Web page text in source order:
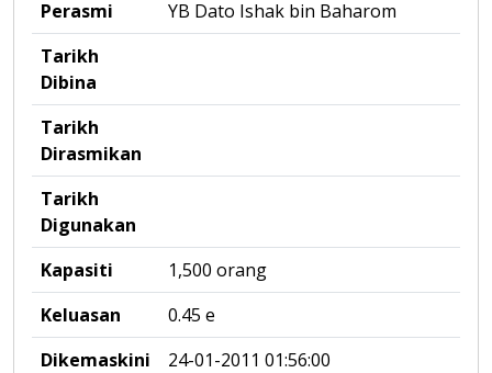
Perasmi
YB Dato Ishak bin Baharom
Tarikh
Dibina
Tarikh
Dirasmikan
Tarikh
Digunakan
Kapasiti
1,500 orang
Keluasan
0.45 e
Dikemaskini
24-01-2011 01:56:00